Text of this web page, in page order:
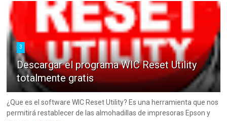
3
Descargar el programa WIC Reset Utility
totalmente gratis
¿Que es el software WIC Reset Utility? Es una herramienta que nos
permitirá restablecer de las almohadillas de impresoras Epson y